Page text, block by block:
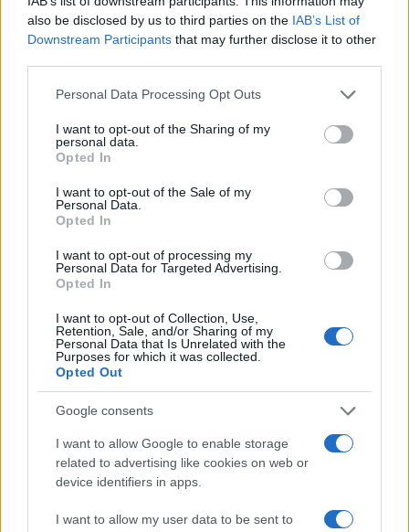
also be disclosed by us to third parties on the IAB’s List of
Downstream Participants that may further disclose it to other
Please note that this website/app uses one or more Google
not limited to your visit or usage behaviour. You may click to
grant or deny consent to Google and its third-party tags to
use your data for below specified purposes in below Google
consent section.
Personal Data Processing Opt Outs
I want to opt-out of the Sharing of my
personal data.
Opted In
I want to opt-out of the Sale of my
Personal Data.
Opted In
I want to opt-out of processing my
Personal Data for Targeted Advertising.
Opted In
I want to opt-out of Collection, Use,
Retention, Sale, and/or Sharing of my
Personal Data that Is Unrelated with the
Purposes for which it was collected.
Opted Out
Google consents
I want to allow Google to enable storage
related to advertising like cookies on web or
device identifiers in apps.
I want to allow my user data to be sent to
VW: Η δύσκολη εξίσωση
της αναδιάρθρωσης
το Αρχαίο Θέατρο
του σε όλους
βιωσιμότητα σε καθημερινή πράξη
Stoiximan: «Πού ήσουν;» στις μεγάλες στιγμές του
Ολυμπιακού
ΕΤΙΚΕΤΕΣ Global Fleet Manager